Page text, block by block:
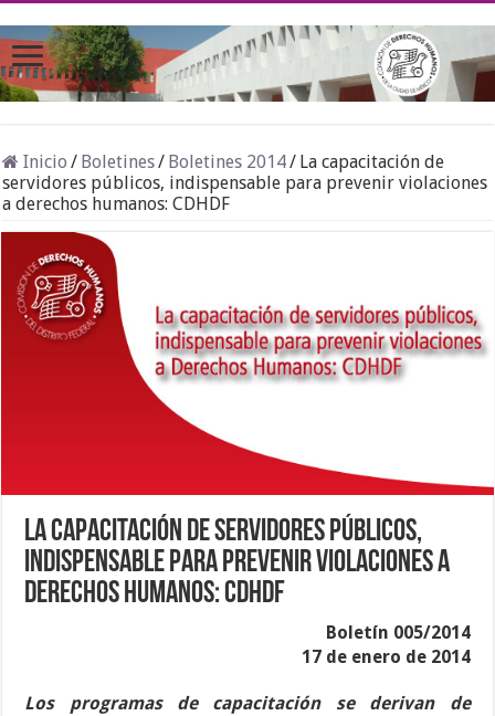
Inicio / Boletines/ Boletines 2014/ La capacitación de
servidores públicos, indispensable para prevenir violaciones
a derechos humanos: CDHDF
La capacitación de servidores públicos,
indispensable para prevenir violaciones a
derechos humanos: CDHDF
Boletín 005/2014
17 de enero de 2014
Los programas de capacitación se derivan de